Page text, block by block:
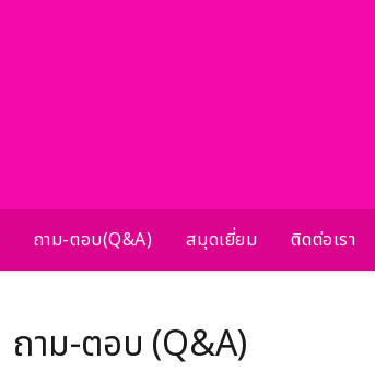
ถาม-ตอบ(Q&A) สมุดเยี่ยม ติดต่อเรา
ถาม-ตอบ (Q&A)